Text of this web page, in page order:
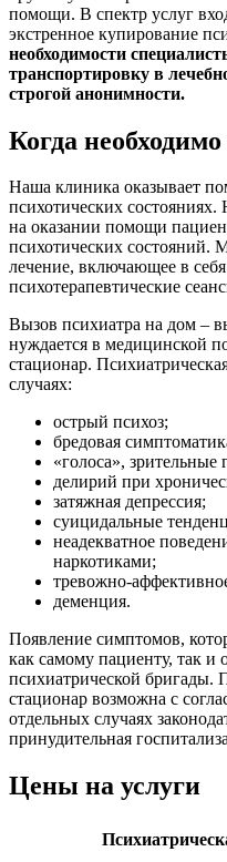
помощи. В спектр услуг
экстренное купирование
необходимости
транспортировку в
строгой анонимности.
Когда
Наша клиника оказывает
психотических
на оказании помощи
психотических состояний.
лечение, включающее в
психотерапевтические
Вызов психиатра на дом –
нуждается в медицинской
стационар.
случаях:
острый психоз;
бредовая
«голоса»,
делирий при
затяжная депрессия;
суицидальные
неадекватное
наркотиками;
тревожно-
деменция.
Появление симптомов,
как самому пациенту, так
психиатрической бригады.
стационар возможна с
отдельных случаях
принудительная
Цены на услуги